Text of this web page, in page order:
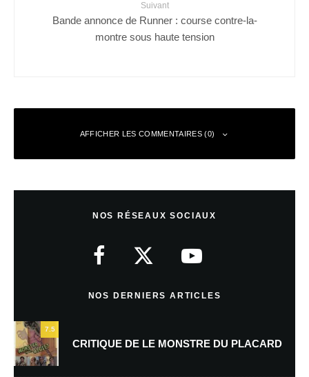
Suivant
Bande annonce de Runner : course contre-la-
montre sous haute tension
AFFICHER LES COMMENTAIRES (0)
NOS RÉSEAUX SOCIAUX
NOS DERNIERS ARTICLES
7.5
CRITIQUE DE LE MONSTRE DU PLACARD